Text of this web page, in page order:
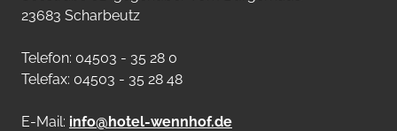
23683 Scharbeutz
Telefon: 04503 - 35 28 0
Telefax: 04503 - 35 28 48
E-Mail: info@hotel-wennhof.de